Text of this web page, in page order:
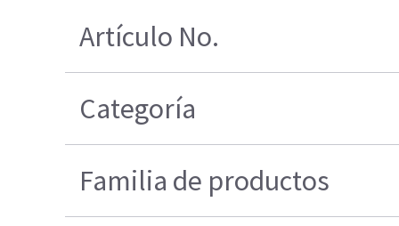
Artículo No.
Categoría
Familia de productos